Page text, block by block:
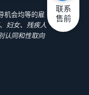
机会均等的雇
妇女、残疾人
认同和性取向
联系
售前